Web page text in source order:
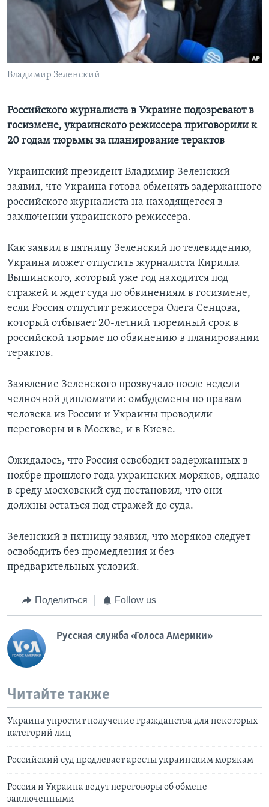
Learning English
СОЦИАЛЬНЫЕ СЕТИ
Языки
Владимир Зеленский
Российского журналиста в Украине подозревают в
госизмене, украинского режиссера приговорили к
20 годам тюрьмы за планирование терактов
Украинский президент Владимир Зеленский
заявил, что Украина готова обменять задержанного
российского журналиста на находящегося в
заключении украинского режиссера.
Как заявил в пятницу Зеленский по телевидению,
Украина может отпустить журналиста Кирилла
Вышинского, который уже год находится под
стражей и ждет суда по обвинениям в госизмене,
если Россия отпустит режиссера Олега Сенцова,
который отбывает 20-летний тюремный срок в
российской тюрьме по обвинению в планировании
терактов.
Заявление Зеленского прозвучало после недели
челночной дипломатии: омбудсмены по правам
человека из России и Украины проводили
переговоры и в Москве, и в Киеве.
Ожидалось, что Россия освободит задержанных в
ноябре прошлого года украинских моряков, однако
в среду московский суд постановил, что они
должны остаться под стражей до суда.
Зеленский в пятницу заявил, что моряков следует
освободить без промедления и без
предварительных условий.
Поделиться Follow us
Русская служба «Голоса Америки»
Читайте также
Украина упростит получение гражданства для некоторых
категорий лиц
Российский суд продлевает аресты украинским морякам
Россия и Украина ведут переговоры об обмене
заключенными